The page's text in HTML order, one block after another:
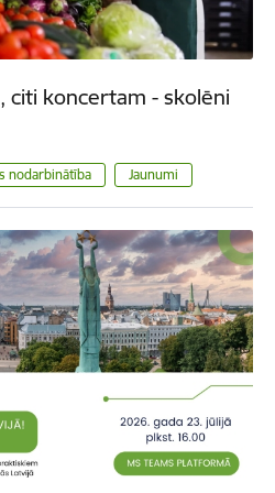
citi koncertam - skolēni
nodarbinātība Jaunumi